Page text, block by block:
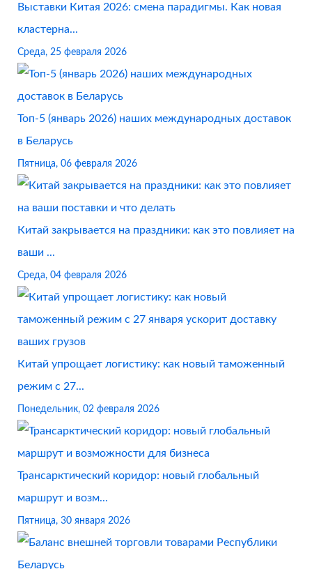
Выставки Китая 2026: смена парадигмы. Как новая
кластерна...
Среда, 25 февраля 2026
Топ-5 (январь 2026) наших международных доставок
в Беларусь
Пятница, 06 февраля 2026
Китай закрывается на праздники: как это повлияет на
ваши ...
Среда, 04 февраля 2026
Китай упрощает логистику: как новый таможенный
режим с 27...
Понедельник, 02 февраля 2026
Трансарктический коридор: новый глобальный
маршрут и возм...
Пятница, 30 января 2026